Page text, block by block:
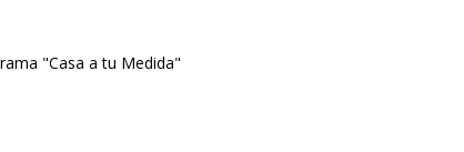
"Casa a tu Medida"